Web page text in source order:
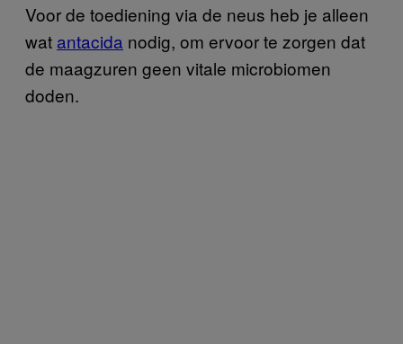
Voor de toediening via de neus heb je alleen
wat antacida nodig, om ervoor te zorgen dat
de maagzuren geen vitale microbiomen
doden.